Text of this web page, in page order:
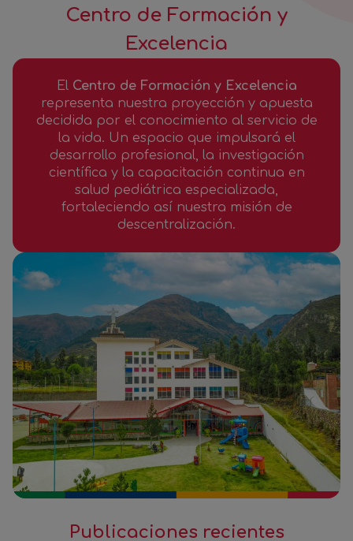
Centro de Formación y
Excelencia
El Centro de Formación y Excelencia
representa nuestra proyección y apuesta
decidida por el conocimiento al servicio de
la vida. Un espacio que impulsará el
desarrollo profesional, la investigación
científica y la capacitación continua en
salud pediátrica especializada,
fortaleciendo así nuestra misión de
descentralización.
Publicaciones recientes